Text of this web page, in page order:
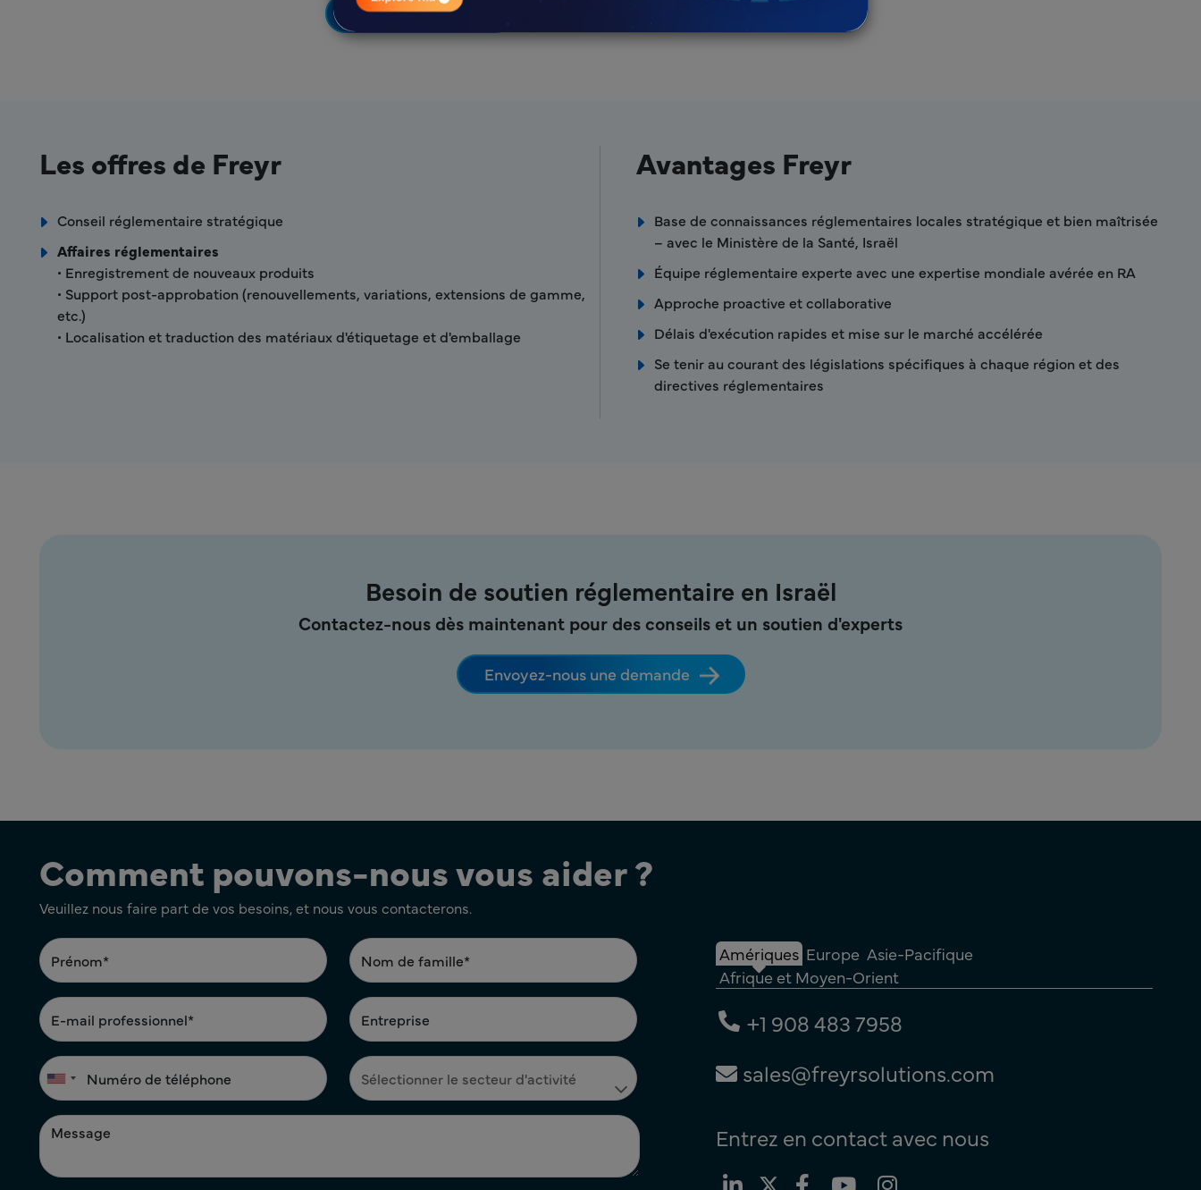
En savoir plus
Les offres de Freyr
Conseil réglementaire stratégique
Affaires réglementaires
• Enregistrement de nouveaux produits
• Support post-approbation (renouvellements, variations, extensions de gamme,
etc.)
• Localisation et traduction des matériaux d'étiquetage et d'emballage
Avantages Freyr
Base de connaissances réglementaires locales stratégique et bien maîtrisée
– avec le Ministère de la Santé, Israël
Équipe réglementaire experte avec une expertise mondiale avérée en RA
Approche proactive et collaborative
Délais d'exécution rapides et mise sur le marché accélérée
Se tenir au courant des législations spécifiques à chaque région et des
directives réglementaires
Besoin de soutien réglementaire en Israël
Contactez-nous dès maintenant pour des conseils et un soutien d'experts
Envoyez-nous une demande
Comment pouvons-nous vous aider ?
Veuillez nous faire part de vos besoins, et nous vous contacterons.
Amériques Europe Asie-Pacifique
Afrique et Moyen-Orient
+1 908 483 7958
sales@freyrsolutions.com
Entrez en contact avec nous